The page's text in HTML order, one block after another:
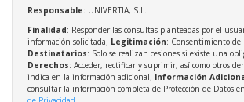
Responsable: UNIVERTIA, S.L.
Finalidad: Responder las consultas planteadas por el
información solicitada; Legitimación: Consentimiento
Destinatarios: Solo se realizan cesiones si existe una
Derechos: Acceder, rectificar y suprimir, así como otros
indica en la información adicional; Información
consultar la información completa de Protección de Datos